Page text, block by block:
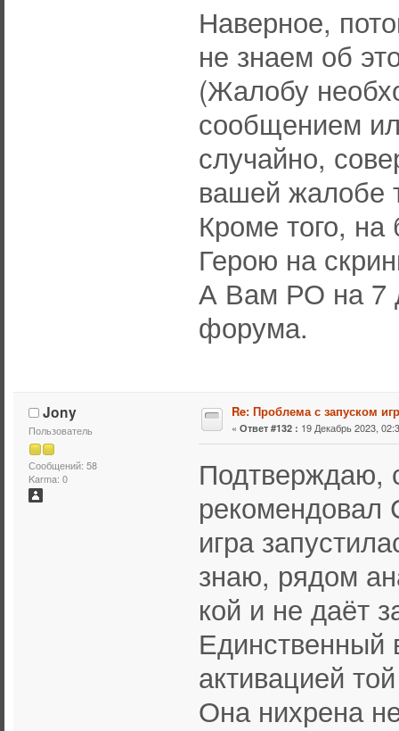
Наверное,
не знаем об
(Жалобу
сообщением
случайно,
вашей жалобе
Кроме того, на
Герою на
А Вам РО на 7
форума.
Jony
Пользователь
Сообщений: 58
Karma: 0
Re: Проблема с запуском
« Ответ #132 : 19 Декабрь 2023,
Подтверждаю,
рекомендовал
игра
знаю, рядом
кой и не даёт
Единственный
активацией
Она нихрена